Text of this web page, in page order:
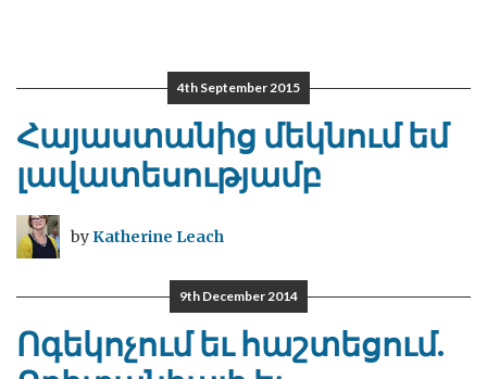
4th September 2015
Հայաստանից մեկնում եմ
լավատեսությամբ
byKatherine Leach
9th December 2014
Ոգեկոչում եւ հաշտեցում.